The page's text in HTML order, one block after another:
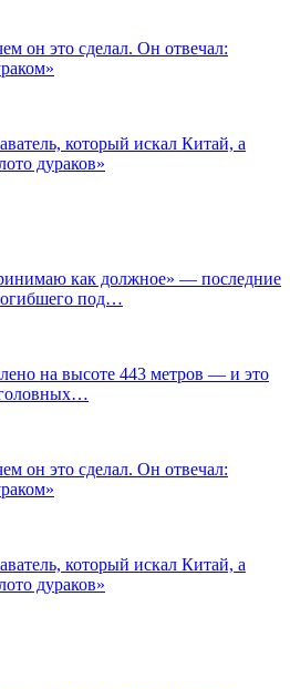
он это сделал. Он отвечал:
который искал Китай, а
дураков»
как должное» — последние
под…
на высоте 443 метров — и это
он это сделал. Он отвечал:
который искал Китай, а
дураков»